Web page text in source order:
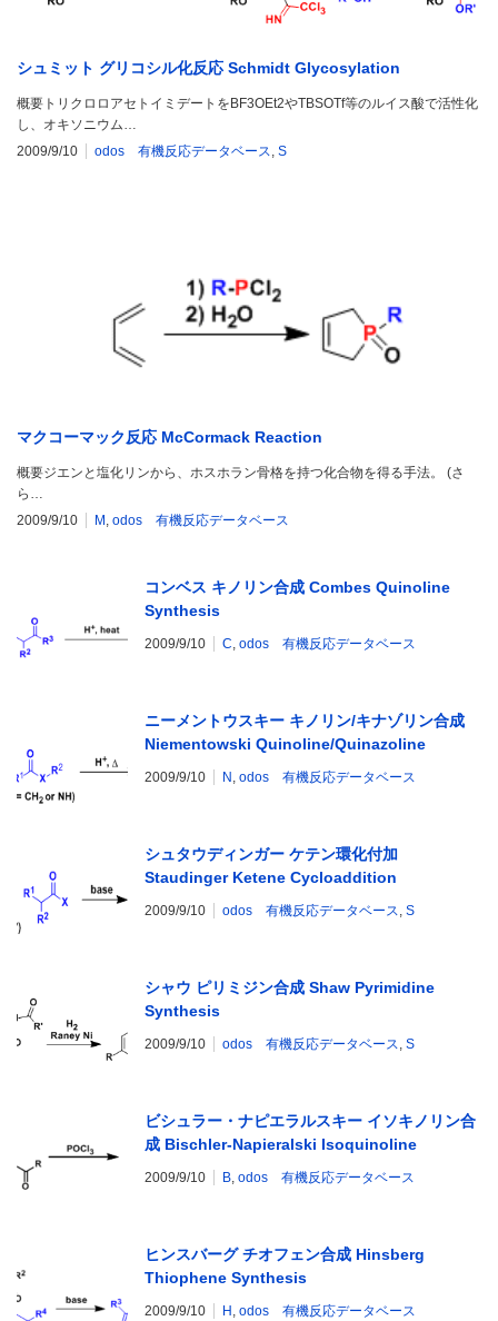
シュミット グリコシル化反応 Schmidt Glycosylation
概要トリクロロアセトイミデートをBF3OEt2やTBSOTf等のルイス酸で活性化
し、オキソニウム…
2009/9/10
odos 有機反応データベース, S
マクコーマック反応 McCormack Reaction
概要ジエンと塩化リンから、ホスホラン骨格を持つ化合物を得る手法。 (さ
ら…
2009/9/10
M , odos 有機反応データベース
コンベス キノリン合成 Combes Quinoline
Synthesis
2009/9/10 C, odos 有機反応データベース
ニーメントウスキー キノリン/キナゾリン合成
Niementowski Quinoline/Quinazoline
Synthesis
2009/9/10 N , odos 有機反応データベース
シュタウディンガー ケテン環化付加
Staudinger Ketene Cycloaddition
2009/9/10 odos 有機反応データベース, S
シャウ ピリミジン合成 Shaw Pyrimidine
Synthesis
2009/9/10 odos 有機反応データベース, S
ビシュラー・ナピエラルスキー イソキノリン合
成 Bischler-Napieralski Isoquinoline
Synthesis
2009/9/10 B, odos 有機反応データベース
ヒンスバーグ チオフェン合成 Hinsberg
Thiophene Synthesis
2009/9/10 H , odos 有機反応データベース